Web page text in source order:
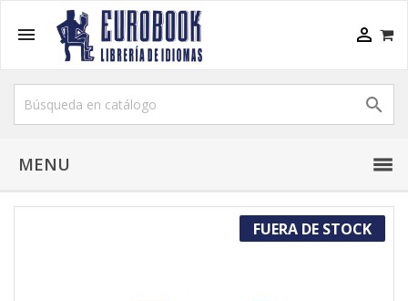
 

MENU
FUERA DE STOCK